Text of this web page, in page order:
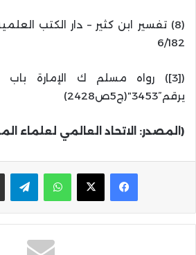
6/182
(
[3]) رواه مسلم ك الإمارة باب
يرقم”3453″(ج5ص2428)
(المصدر: الاتحاد العالمي لعلماء
واتساب تيلقرام